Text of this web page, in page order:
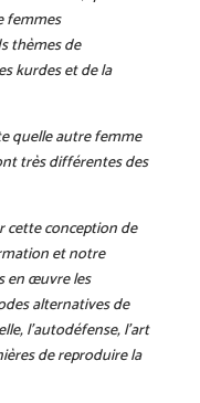
femmes
thèmes de
kurdes et de la
quelle autre femme
très différentes des
cette conception de
et notre
en œuvre les
alternatives de
l’autodéfense, l’art
de reproduire la